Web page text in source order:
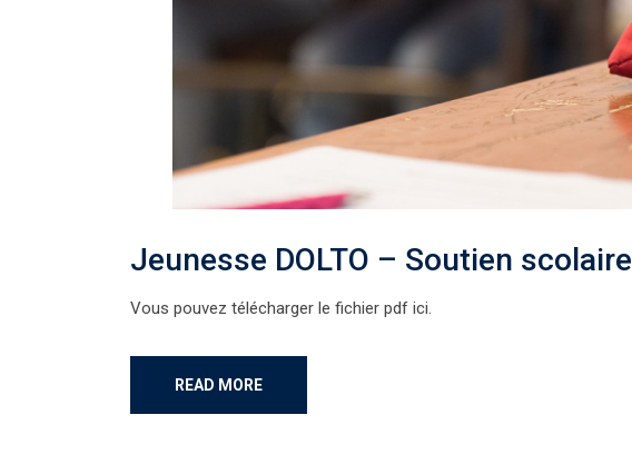
Jeunesse DOLTO – Soutien scolaire
Vous pouvez télécharger le fichier pdf ici.
READ MORE